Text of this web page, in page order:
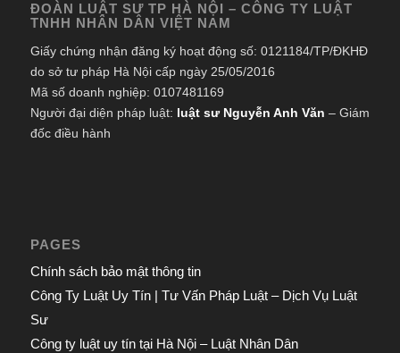
ĐOÀN LUẬT SƯ TP HÀ NỘI – CÔNG TY LUẬT
TNHH NHÂN DÂN VIỆT NAM
Giấy chứng nhận đăng ký hoạt động số: 0121184/TP/ĐKHĐ
do sở tư pháp Hà Nội cấp ngày 25/05/2016
Mã số doanh nghiệp: 0107481169
Người đại diện pháp luật: luật sư Nguyễn Anh Văn – Giám
đốc điều hành
PAGES
Chính sách bảo mật thông tin
Công Ty Luật Uy Tín | Tư Vấn Pháp Luật – Dịch Vụ Luật
Sư
Công ty luật uy tín tại Hà Nội – Luật Nhân Dân